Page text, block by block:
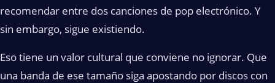
recomendar entre dos canciones de pop electrónico. Y
sin embargo, sigue existiendo.
Eso tiene un valor cultural que conviene no ignorar. Que
una banda de ese tamaño siga apostando por discos con